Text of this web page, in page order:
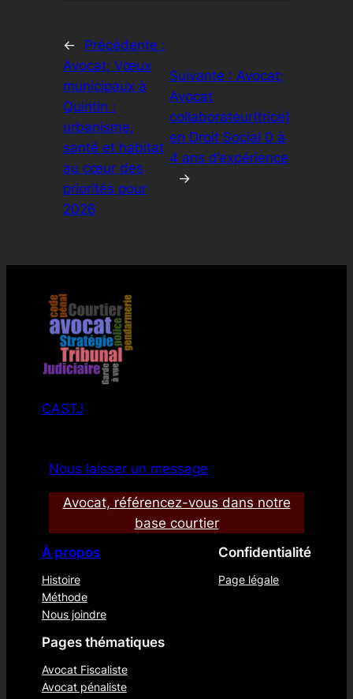
←
Précédente :
Avocat; Vœux
municipaux à
Quintin :
urbanisme,
santé et habitat
au cœur des
priorités pour
2026
Suivante :Avocat;
Avocat
collaborateur(trice)
en Droit Social 0 à
4 ans d’expérience
→
CASTJ
Nous laisser un message
Avocat, référencez-vous dans notre
base courtier
À propos
Histoire
Méthode
Nous joindre
Confidentialité
Page légale
Pages thématiques
Avocat Fiscaliste
Avocat pénaliste